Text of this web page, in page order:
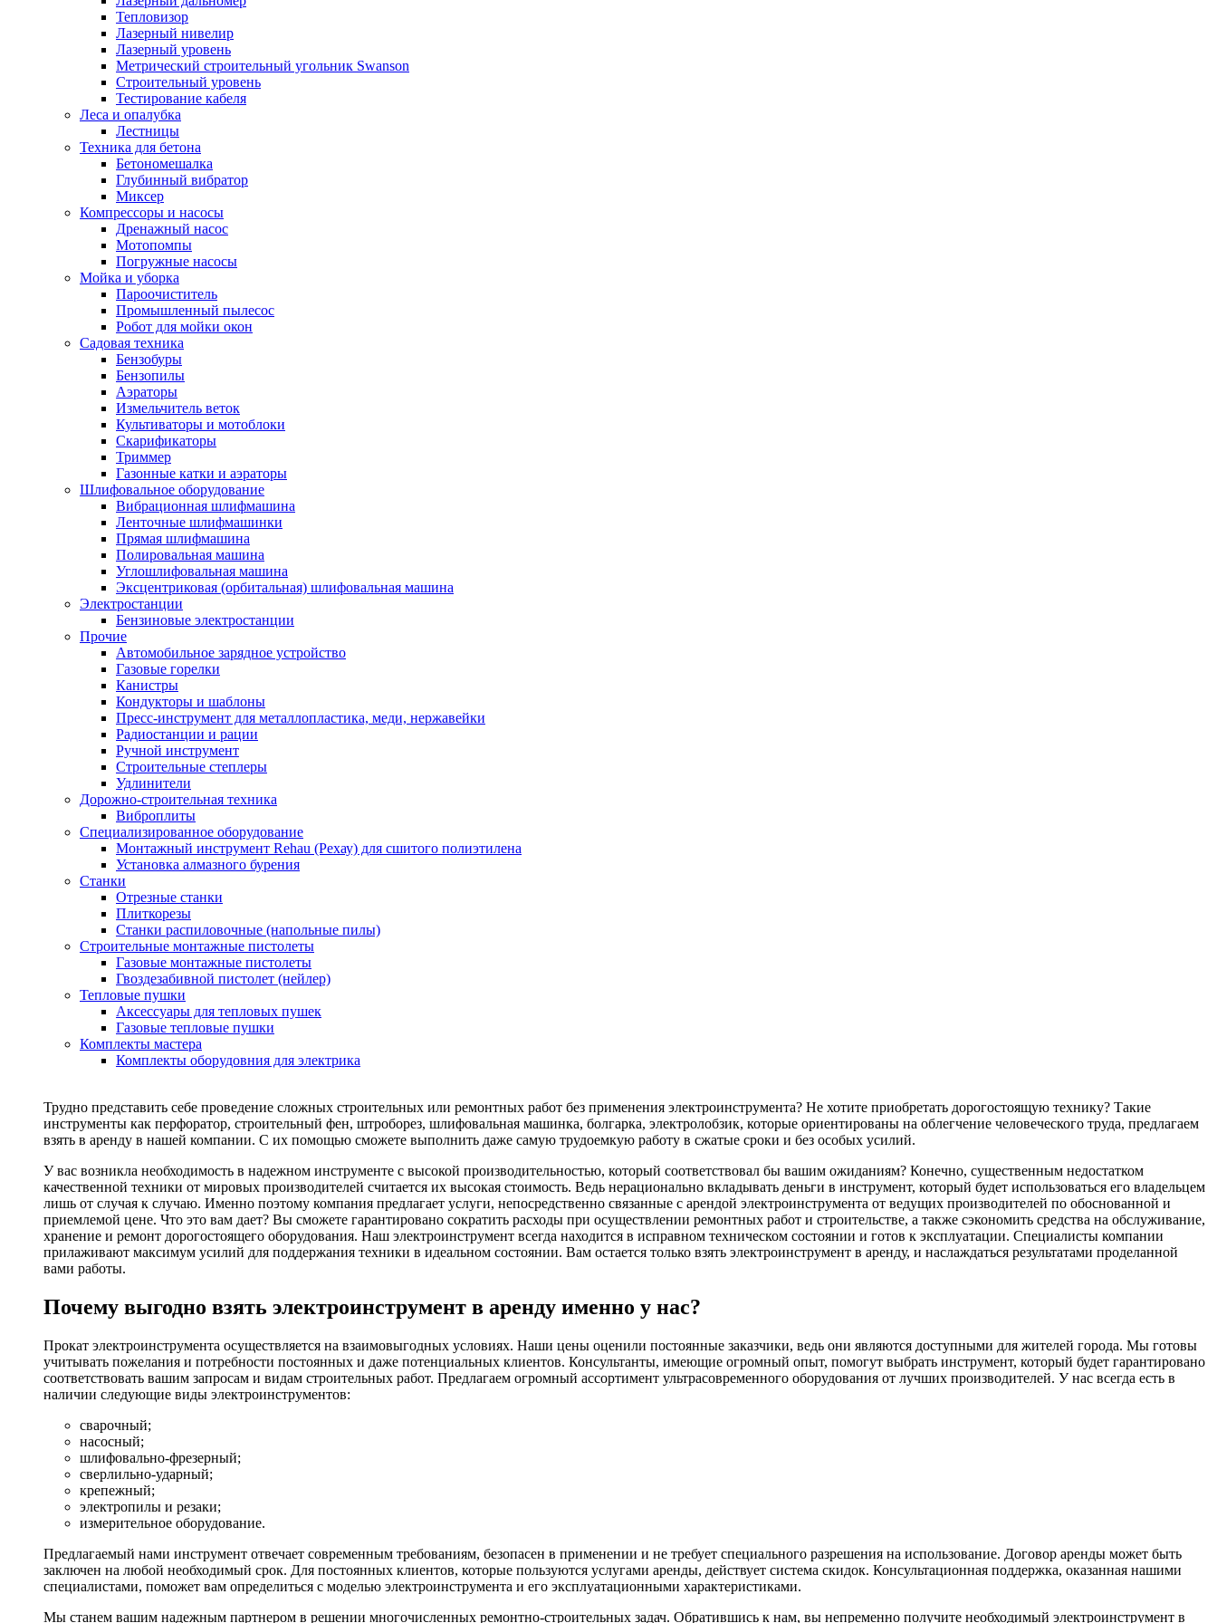
Тепловизор
Лазерный нивелир
Лазерный уровень
Метрический строительный угольник Swanson
Строительный уровень
Тестирование кабеля
Леса и опалубка
Лестницы
Техника для бетона
Бетономешалка
Глубинный вибратор
Миксер
Компрессоры и насосы
Дренажный насос
Мотопомпы
Погружные насосы
Мойка и уборка
Пароочиститель
Промышленный пылесос
Робот для мойки окон
Садовая техника
Бензобуры
Бензопилы
Аэраторы
Измельчитель веток
Культиваторы и мотоблоки
Скарификаторы
Триммер
Газонные катки и аэраторы
Шлифовальное оборудование
Вибрационная шлифмашина
Ленточные шлифмашинки
Прямая шлифмашина
Полировальная машина
Углошлифовальная машина
Эксцентриковая (орбитальная) шлифовальная машина
Электростанции
Бензиновые электростанции
Прочие
Автомобильное зарядное устройство
Газовые горелки
Канистры
Кондукторы и шаблоны
Пресс-инструмент для металлопластика, меди, нержавейки
Радиостанции и рации
Ручной инструмент
Строительные степлеры
Удлинители
Дорожно-строительная техника
Виброплиты
Специализированное оборудование
Монтажный инструмент Rehau (Рехау) для сшитого полиэтилена
Установка алмазного бурения
Станки
Отрезные станки
Плиткорезы
Станки распиловочные (напольные пилы)
Строительные монтажные пистолеты
Газовые монтажные пистолеты
Гвоздезабивной пистолет (нейлер)
Тепловые пушки
Аксессуары для тепловых пушек
Газовые тепловые пушки
Комплекты мастера
Комплекты оборудовния для электрика
Трудно представить себе проведение сложных строительных или ремонтных работ без применения электроинструмента? Не хотите приобретать дорогостоящую технику? Такие
инструменты как перфоратор, строительный фен, штроборез, шлифовальная машинка, болгарка, электролобзик, которые ориентированы на облегчение человеческого труда, предлагаем
взять в аренду в нашей компании. С их помощью сможете выполнить даже самую трудоемкую работу в сжатые сроки и без особых усилий.
У вас возникла необходимость в надежном инструменте с высокой производительностью, который соответствовал бы вашим ожиданиям? Конечно, существенным недостатком
качественной техники от мировых производителей считается их высокая стоимость. Ведь нерационально вкладывать деньги в инструмент, который будет использоваться его владельцем
лишь от случая к случаю. Именно поэтому компания предлагает услуги, непосредственно связанные с арендой электроинструмента от ведущих производителей по обоснованной и
приемлемой цене. Что это вам дает? Вы сможете гарантировано сократить расходы при осуществлении ремонтных работ и строительстве, а также сэкономить средства на обслуживание,
хранение и ремонт дорогостоящего оборудования. Наш электроинструмент всегда находится в исправном техническом состоянии и готов к эксплуатации. Специалисты компании
прилаживают максимум усилий для поддержания техники в идеальном состоянии. Вам остается только взять электроинструмент в аренду, и наслаждаться результатами проделанной
вами работы.
Почему выгодно взять электроинструмент в аренду именно у нас?
Прокат электроинструмента осуществляется на взаимовыгодных условиях. Наши цены оценили постоянные заказчики, ведь они являются доступными для жителей города. Мы готовы
учитывать пожелания и потребности постоянных и даже потенциальных клиентов. Консультанты, имеющие огромный опыт, помогут выбрать инструмент, который будет гарантировано
соответствовать вашим запросам и видам строительных работ. Предлагаем огромный ассортимент ультрасовременного оборудования от лучших производителей. У нас всегда есть в
наличии следующие виды электроинструментов:
сварочный;
насосный;
шлифовально-фрезерный;
сверлильно-ударный;
крепежный;
электропилы и резаки;
измерительное оборудование.
Предлагаемый нами инструмент отвечает современным требованиям, безопасен в применении и не требует специального разрешения на использование. Договор аренды может быть
заключен на любой необходимый срок. Для постоянных клиентов, которые пользуются услугами аренды, действует система скидок. Консультационная поддержка, оказанная нашими
специалистами, поможет вам определиться с моделью электроинструмента и его эксплуатационными характеристиками.
Мы станем вашим надежным партнером в решении многочисленных ремонтно-строительных задач. Обратившись к нам, вы непременно получите необходимый электроинструмент в